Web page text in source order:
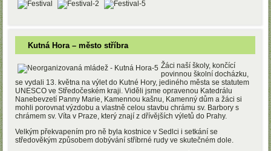
Kutná Hora – město stříbra
Žáci naší školy, končící
povinnou školní docházku,
se vydali 13. května na výlet do Kutné Hory, jediného města se statutem
UNESCO ve Středočeském kraji. Viděli jsme opravenou Katedrálu
Nanebevzetí Panny Marie, Kamennou kašnu, Kamenný dům a žáci si
mohli porovnat výzdobu a vlastně celou stavbu chrámu sv. Barbory s
chrámem sv. Víta v Praze, který znají z dřívějších výletů do Prahy.
Velkým překvapením pro ně byla kostnice v Sedlci i setkání se
středověkým způsobem dobývání stříbrné rudy ve skutečném dole.